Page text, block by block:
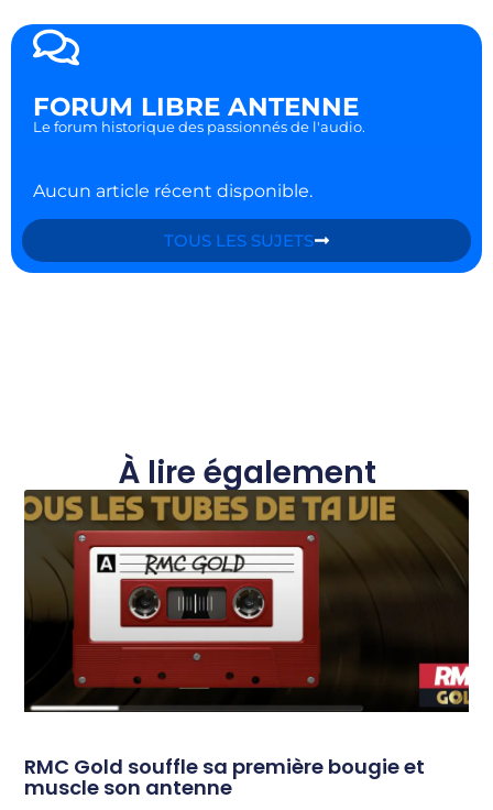
FORUM LIBRE ANTENNE
Le forum historique des passionnés de l'audio.
Aucun article récent disponible.
TOUS LES SUJETS
À lire également
RMC Gold souffle sa première bougie et
muscle son antenne